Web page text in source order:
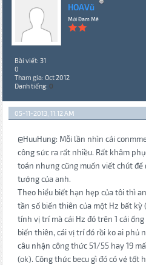
HOAVũ
Mới Đam Mê
Bài viết: 31
0
Tham gia: Oct 2012
Danh tiếng: 0
05-11-2013, 11:12 AM
@HuuHung: Mỗi lần nhìn cái
công sức ra rất nhiều. Rất khâm
toán nhưng cũng muốn viết chút để
tưởng của anh.
Theo hiểu biết hạn hẹp của tôi thì
tần số biến thiên của một Hz bất
tính vị trí mà cái Hz đó trên 1 cái
biến thiên, cái vị trí đó rồi ko ai phủ
câu nhận công thức 51/55 hay 19
(ok). Công thức becu gì đó có vẻ tốt